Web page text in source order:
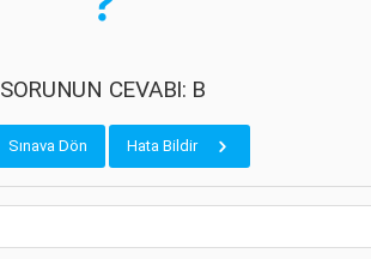
SORUNUN CEVABI: B
Sınava Dön Hata Bildir